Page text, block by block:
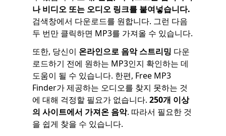
나 비디오 또는 오디오 링크를 붙여넣습니다.
검색창에서 다운로드를 원합니다. 그런 다음
두 번만 클릭하면 MP3를 가져올 수 있습니다.
또한, 당신이 온라인으로 음악 스트리밍 다운
로드하기 전에 원하는 MP3인지 확인하는 데
도움이 될 수 있습니다. 한편, Free MP3
Finder가 제공하는 오디오를 찾지 못하는 것
에 대해 걱정할 필요가 없습니다. 250개 이상
의 사이트에서 가져온 음악. 따라서 필요한 것
을 쉽게 찾을 수 있습니다.